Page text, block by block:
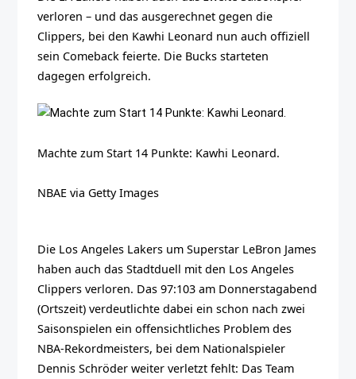
verloren – und das ausgerechnet gegen die
Clippers, bei den Kawhi Leonard nun auch offiziell
sein Comeback feierte. Die Bucks starteten
dagegen erfolgreich.
Machte zum Start 14 Punkte: Kawhi Leonard.
NBAE via Getty Images
Die Los Angeles Lakers um Superstar LeBron James
haben auch das Stadtduell mit den Los Angeles
Clippers verloren. Das 97:103 am Donnerstagabend
(Ortszeit) verdeutlichte dabei ein schon nach zwei
Saisonspielen ein offensichtliches Problem des
NBA-Rekordmeisters, bei dem Nationalspieler
Dennis Schröder weiter verletzt fehlt: Das Team